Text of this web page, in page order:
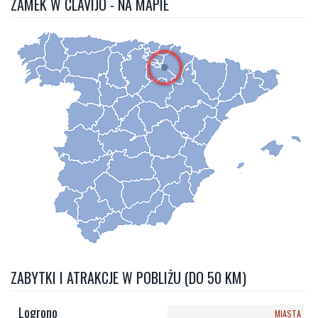
ZAMEK W CLAVIJO - NA MAPIE
ZABYTKI I ATRAKCJE W POBLIŻU (DO 50 KM)
Logrono MIASTA